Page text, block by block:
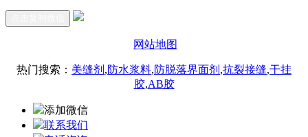
网站地图
热门搜索： 美缝剂 ,防水浆料,防脱落界面剂 ,抗裂接缝,干挂
胶,AB胶
添加微信
联系我们